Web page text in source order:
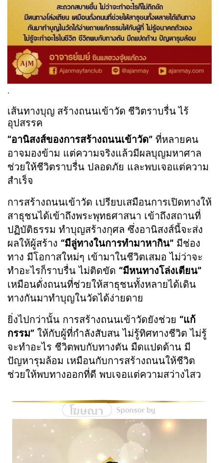
.
เส้นทางบุญ สร้างถนนเข้าวัด ชีวิตราบรื่น ไร้
อุปสรรค
“อานิสงส์ของการสร้างถนนเข้าวัด” ที่หลายคน
อาจมองข้าม แต่ความจริงแล้วมีผลบุญมหาศาล
ช่วยให้ชีวิตราบรื่น ปลอดภัย และพบเจอแต่ความ
สำเร็จ
การสร้างถนนเข้าวัด เปรียบเสมือนการเปิดทางให้
สาธุชนได้เข้าถึงพระพุทธศาสนา เข้าถึงสถานที่
ปฏิบัติธรรม ทำบุญสร้างกุศล ซึ่งอานิสงส์นี้จะส่ง
ผลให้ผู้สร้าง “มีลู่ทางในการทำมาหากิน” มีช่อง
ทาง มีโอกาสใหม่ๆ เข้ามาในชีวิตเสมอ ไม่ว่าจะ
ทำอะไรก็ราบรื่น ไม่ติดขัด “มีหนทางโล่งเตียน”
เหมือนดั่งถนนที่ช่วยให้สาธุชนทั้งหลายได้เดิน
ทางกันมาทำบุญในวัดได้ง่ายดาย
ยิ่งไปกว่านั้น การสร้างถนนเข้าวัดยังช่วย “แก้
กรรม” ให้กับผู้ที่กำลังสับสน ไม่รู้ทิศทางชีวิต ไม่รู้
จะทำอะไร ชีวิตพบกับทางตัน มืดแปดด้าน มี
ปัญหารุมล้อม เหมือนกับการสร้างถนนให้ชีวิต
ช่วยให้พบทางออกที่ดี พบเจอแต่ความสว่างไสว